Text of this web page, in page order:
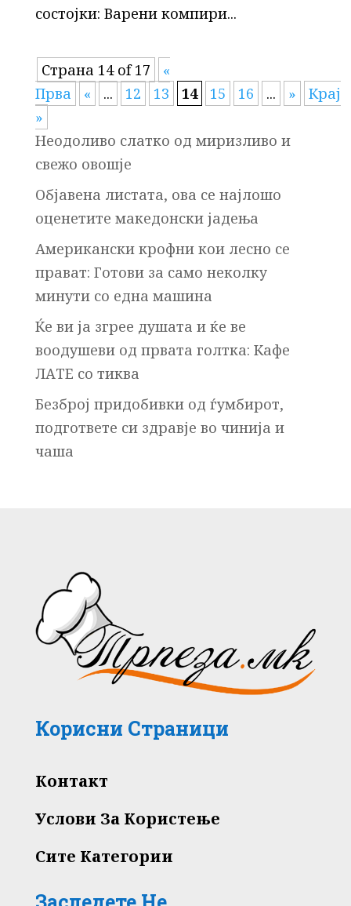
состојки: Варени компири...
Страна 14 of 17
«
Прва
« ... 12 13 14 15 16 ... »
Крај
»
Неодоливо слатко од миризливо и
свежо овошје
Објавена листата, ова се најлошо
оценетите македонски јадења
Американски крофни кои лесно се
прават: Готови за само неколку
минути со една машина
Ќе ви ја згрее душата и ќе ве
воодушеви од првата голтка: Кафе
ЛАТЕ со тиква
Безброј придобивки од ѓумбирот,
подгответе си здравје во чинија и
чаша
Корисни Страници
Контакт
Услови За Користење
Сите Категории